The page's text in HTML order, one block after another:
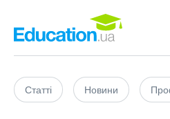
Статті Новини